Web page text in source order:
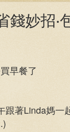
錢妙招‧
早餐了
跟著Linda媽一